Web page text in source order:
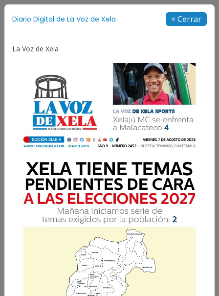
Diario Digital de La Voz de Xela × Cerrar
La Voz de Xela
Resultados para: Torneo Clausura 2025
ABREN TAQUILLAS PARA EL PARTIDO XELAJÚ MC
CONTRA COMUNICACIONES
A partir de hoy Miércoles Santo 16 de abril de 2025, los